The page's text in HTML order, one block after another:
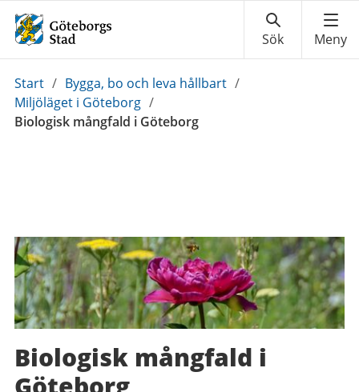
Du
är
här:
Start / Bygga, bo och leva hållbart /
Miljöläget i Göteborg /
Biologisk mångfald i Göteborg
Biologisk mångfald i